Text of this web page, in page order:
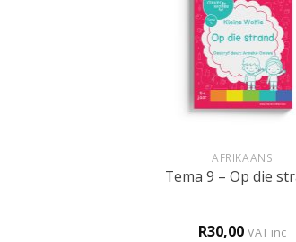
AFRIKAANS
Tema 9 – Op die
R30,00 VAT inc